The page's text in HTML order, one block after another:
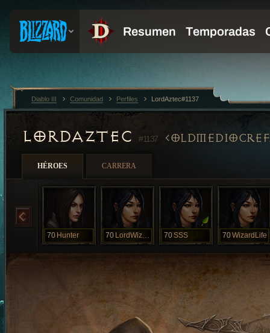
LORDAZTEC #1137
HÉROES CARRERA
70 Hunter 70 LordWizard 70SSS 70WizardLife
Diablo III Comunidad Perfiles LordAztec#1137